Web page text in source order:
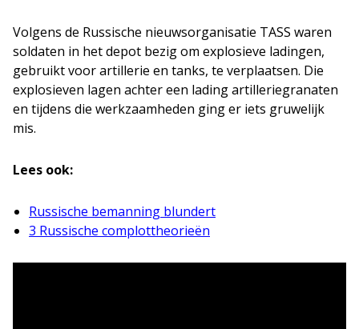
Volgens de Russische nieuwsorganisatie TASS waren
soldaten in het depot bezig om explosieve ladingen,
gebruikt voor artillerie en tanks, te verplaatsen. Die
explosieven lagen achter een lading artilleriegranaten
en tijdens die werkzaamheden ging er iets gruwelijk
mis.
Lees ook:
Russische bemanning blundert
3 Russische complottheorieën